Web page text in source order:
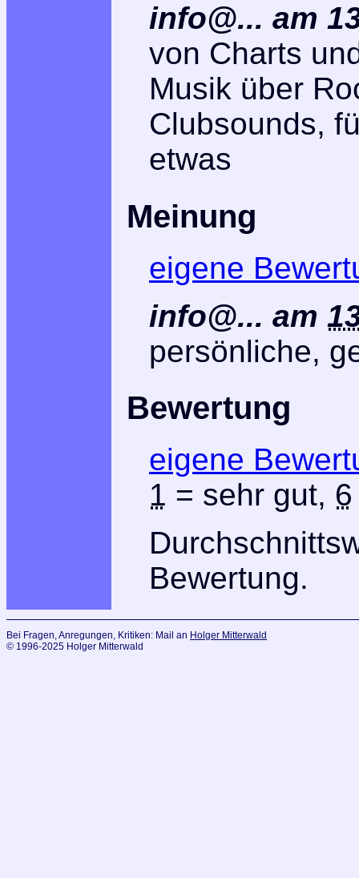
info@... am
von Charts
Musik über
Clubsounds,
etwas
Meinung
eigene
info@... am
persönliche,
Bewertung
eigene
1 = sehr gut, 6
Bewertung.
Bei Fragen, Anregungen, Kritiken: Mail an Holger Mitterwald
© 1996-2025 Holger Mitterwald